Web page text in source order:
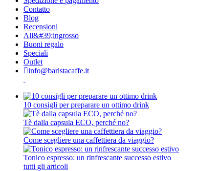
Contatto
Blog
Recensioni
All&#39;ingrosso
Buoni regalo
Speciali
Outlet
info@baristacaffe.it
10 consigli per preparare un ottimo drink
Tè dalla capsula ECO, perché no?
Come scegliere una caffettiera da viaggio?
Tonico espresso: un rinfrescante successo estivo
tutti gli articoli